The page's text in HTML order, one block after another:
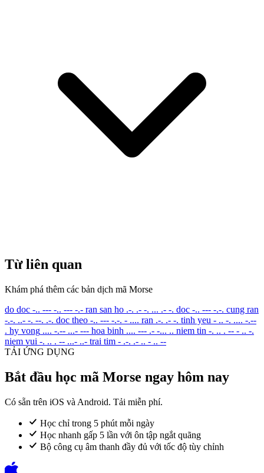
Từ liên quan
Khám phá thêm các bản dịch mã Morse
do doc -.. --- -.. --- -.- ran san ho .-. .- -. ... .- -. doc -.. --- -.-. cung ran
-.-. ..- -. --. .-. doc theo -.. --- -.-. - .... ran .-. .- -. tinh yeu - .. -. .... -.--
. hy vong .... -.-- ...- --- hoa binh .... --- .- -... .. niem tin -. .. . -- - .. -.
niem vui -. .. . -- ...- ..- trai tim - .-. .- .. - .. --
TẢI ỨNG DỤNG
Bắt đầu học mã Morse ngay hôm nay
Có sẵn trên iOS và Android. Tải miễn phí.
Học chỉ trong 5 phút mỗi ngày
Học nhanh gấp 5 lần với ôn tập ngắt quãng
Bộ công cụ âm thanh đầy đủ với tốc độ tùy chỉnh